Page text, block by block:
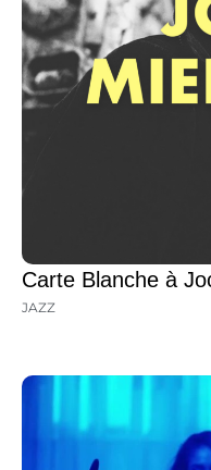
Carte Blanche à
JAZZ